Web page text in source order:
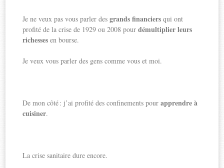
Je ne veux pas vous parler desgrands financiers qui ont
profité de la crise de 1929 ou 2008 pourdémultiplier leurs
richesses en bourse.
Je veux vous parler des gens comme vous et moi.
De mon côté : j’ai profité des confinements pourapprendre à
cuisiner.
La crise sanitaire dure encore.